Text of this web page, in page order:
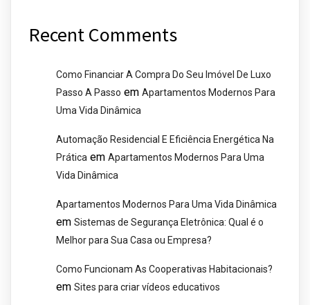
Recent Comments
Como Financiar A Compra Do Seu Imóvel De Luxo
Passo A Passo em Apartamentos Modernos Para
Uma Vida Dinâmica
Automação Residencial E Eficiência Energética Na
Prática em Apartamentos Modernos Para Uma
Vida Dinâmica
Apartamentos Modernos Para Uma Vida Dinâmica
em Sistemas de Segurança Eletrônica: Qual é o
Melhor para Sua Casa ou Empresa?
Como Funcionam As Cooperativas Habitacionais?
em Sites para criar vídeos educativos